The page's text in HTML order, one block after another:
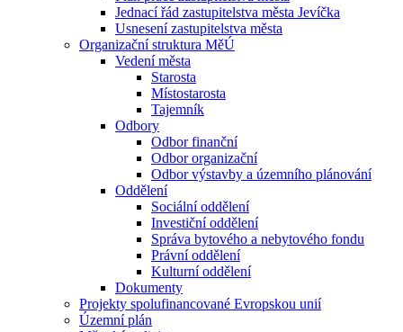
Jednací řád zastupitelstva města Jevíčka
Usnesení zastupitelstva města
Organizační struktura MěÚ
Vedení města
Starosta
Místostarosta
Tajemník
Odbory
Odbor finanční
Odbor organizační
Odbor výstavby a územního plánování
Oddělení
Sociální oddělení
Investiční oddělení
Správa bytového a nebytového fondu
Právní oddělení
Kulturní oddělení
Dokumenty
Projekty spolufinancované Evropskou unií
Územní plán